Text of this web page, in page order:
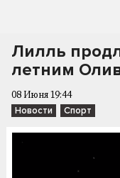
Лилль
летним
08 Июня 19:44
Новости Спорт